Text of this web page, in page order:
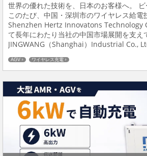
世界の優れた技術を、日本のお客様へ。
このたび、中国・深圳市のワイヤレス給電
Shenzhen Hertz Innovatons Technology
て長年にわたり当社の中国市場展開を支え
JINGWANG（Shanghai）Industrial Co.,
AGV ワイヤレス充電